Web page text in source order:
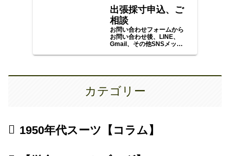
出張採寸申込、ご
相談
お問い合わせフォームから
お問い合わせ後、LINE、
Gmail、その他SNSメッセ
カテゴリー
1950年代スーツ【コラム】